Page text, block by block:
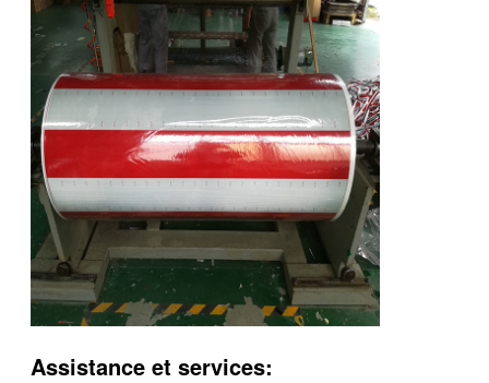
Assistance et services: